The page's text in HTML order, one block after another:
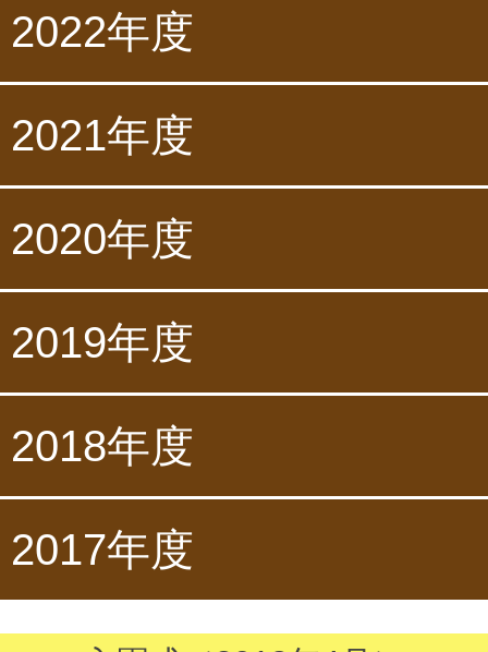
2022年度
2021年度
2020年度
2019年度
2018年度
2017年度